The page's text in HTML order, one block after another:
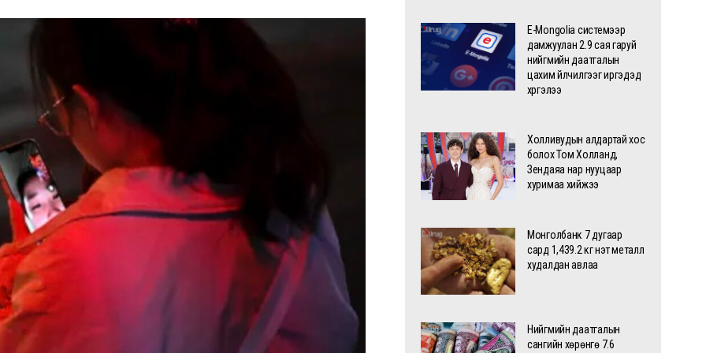
E-Mongolia системээр
дамжуулан 2.9 сая гаруй
нийгмийн даатгалын
цахим үйлчилгээг иргэдэд
хүргэлээ
Холливудын алдартай хос
болох Том Холланд,
Зендаяа нар нууцаар
хуримаа хийжээ
Монголбанк 7 дугаар
сард 1,439.2 кг үнэт металл
худалдан авлаа
Нийгмийн даатгалын
сангийн хөрөнгө 7.6